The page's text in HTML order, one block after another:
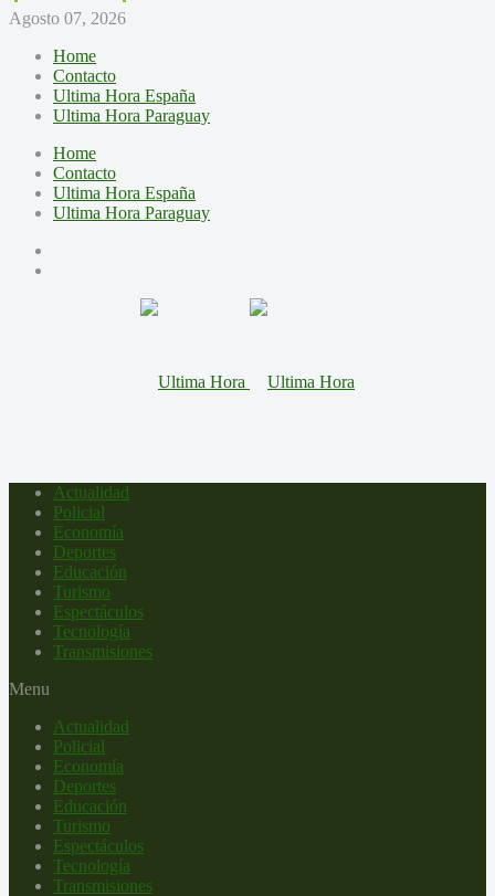
Agosto 07, 2026
Home
Contacto
Ultima Hora España
Ultima Hora Paraguay
Home
Contacto
Ultima Hora España
Ultima Hora Paraguay
Actualidad
Policial
Economía
Deportes
Educación
Turismo
Espectáculos
Tecnología
Transmisiones
Menu
Actualidad
Policial
Economía
Deportes
Educación
Turismo
Espectáculos
Tecnología
Transmisiones